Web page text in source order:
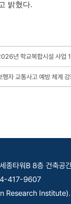
밝혔다.
년 학교복합시설 사업
행자 교통사고 예방 체계
종타워B 8층 건축공
417-9607